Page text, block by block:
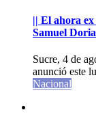
|| El ahora
Samuel
Sucre, 4 de
anunció este
Nacional